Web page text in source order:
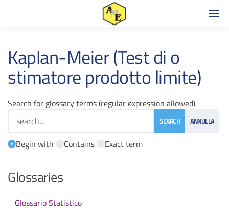
Kaplan-Meier (Test di o
stimatore prodotto limite)
Search for glossary terms (regular expression allowed)
Begin with Contains Exact term
Glossaries
Glossario Statistico